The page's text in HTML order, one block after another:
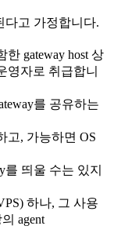
다고 가정합니다.
한 gateway host 상
영자로 취급합니
를 공유하는
고, 가능하면 OS
띄울 수는 있지
하나, 그 사용
agent